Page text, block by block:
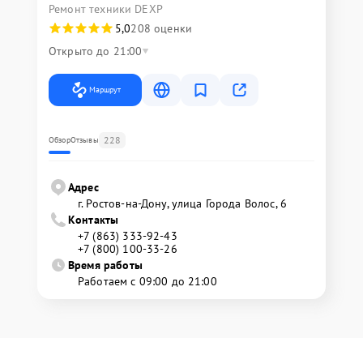
Ремонт техники DEXP
5,0208 оценки
Открыто до 21:00
Маршрут
ОбзорОтзывы 228
Адрес
г. Ростов-на-Дону, улица Города Волос, 6
Контакты
+7 (863) 333-92-43
+7 (800) 100-33-26
Время работы
Работаем с 09:00 до 21:00